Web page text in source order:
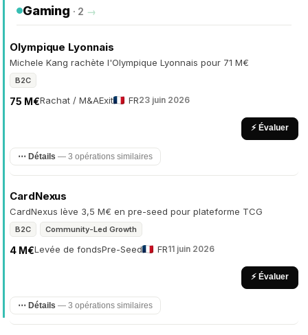
Gaming · 2 →
Olympique Lyonnais
Michele Kang rachète l'Olympique Lyonnais pour 71 M€
B2C
Rachat / M&A
75 M€ Exit FR23 juin 2026
⚡ Évaluer
⋯ Détails — 3 opérations similaires
CardNexus
CardNexus lève 3,5 M€ en pre-seed pour plateforme TCG
B2C Community-Led Growth
Levée de fonds
4 M€ Pre-Seed FR11 juin 2026
⚡ Évaluer
⋯ Détails — 3 opérations similaires